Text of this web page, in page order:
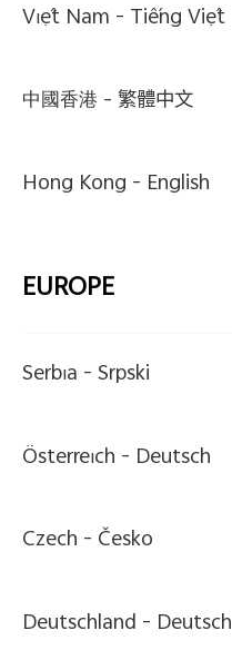
Việt Nam - Tiếng Việt
中國香港 -繁體中文
Hong Kong - English
EUROPE
Serbia -Srpski
Österreich - Deutsch
Czech - Česko
Deutschland - Deutsch